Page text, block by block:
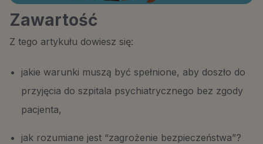
Zawartość
Z tego artykułu dowiesz się:
jakie warunki muszą być spełnione, aby doszło do
przyjęcia do szpitala psychiatrycznego bez zgody
pacjenta,
jak rozumiane jest “zagrożenie bezpieczeństwa”?